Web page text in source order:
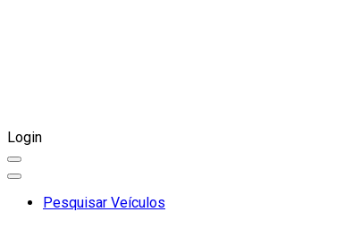
Login
Pesquisar Veículos